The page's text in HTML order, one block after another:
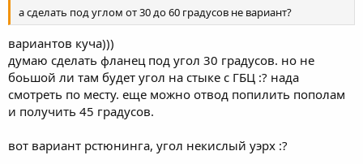
а сделать под углом от 30 до 60 градусов не вариант?
вариантов куча)))
думаю сделать фланец под угол 30 градусов. но не
боьшой ли там будет угол на стыке с ГБЦ :? нада
смотреть по месту. еще можно отвод попилить пополам
и получить 45 градусов.
вот вариант рстюнинга, угол некислый уэрх :?